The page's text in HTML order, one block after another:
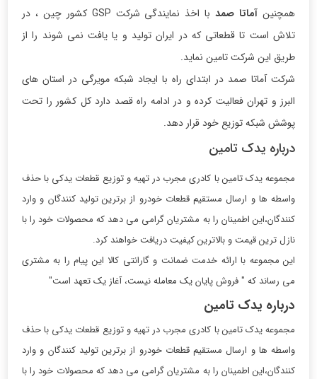
همچنین آماتا صمد
با اخذ نمایندگی شرکت GSP کشور چین ، در
تلاش است تا قطعاتی که در ایران تولید و یا یافت نمی شوند را از
طریق این شرکت تامین نماید.
شرکت آماتا صمد در ابتدای راه با ایجاد شبکه مویرگی در استان های
البرز و تهران فعالیت کرده و در ادامه راه قصد دارد کل کشور را تحت
پوشش شبکه توزیع خود قرار دهد.
درباره یدک تامین
مجموعه یدک تامین با کادری مجرب در تهیه و توزیع قطعات یدکی با حذف
واسطه ها و ارسال مستقیم قطعات خودرو از برترین تولید کنندگان و وارد
کنندگان،این اطمینان را به مشتریان گرامی می دهد که محصولات خود را با
نازل ترین قیمت و بالاترین کیفیت دریافت خواهند کرد.
این مجموعه با ارائه خدمت ضمانت و گارانتی کالا این پیام را به مشتری
می رساند که " فروش پایان یک معامله نیست، آغاز یک تعهد است"
درباره یدک تامین
مجموعه یدک تامین با کادری مجرب در تهیه و توزیع قطعات یدکی با حذف
واسطه ها و ارسال مستقیم قطعات خودرو از برترین تولید کنندگان و وارد
کنندگان،این اطمینان را به مشتریان گرامی می دهد که محصولات خود را با